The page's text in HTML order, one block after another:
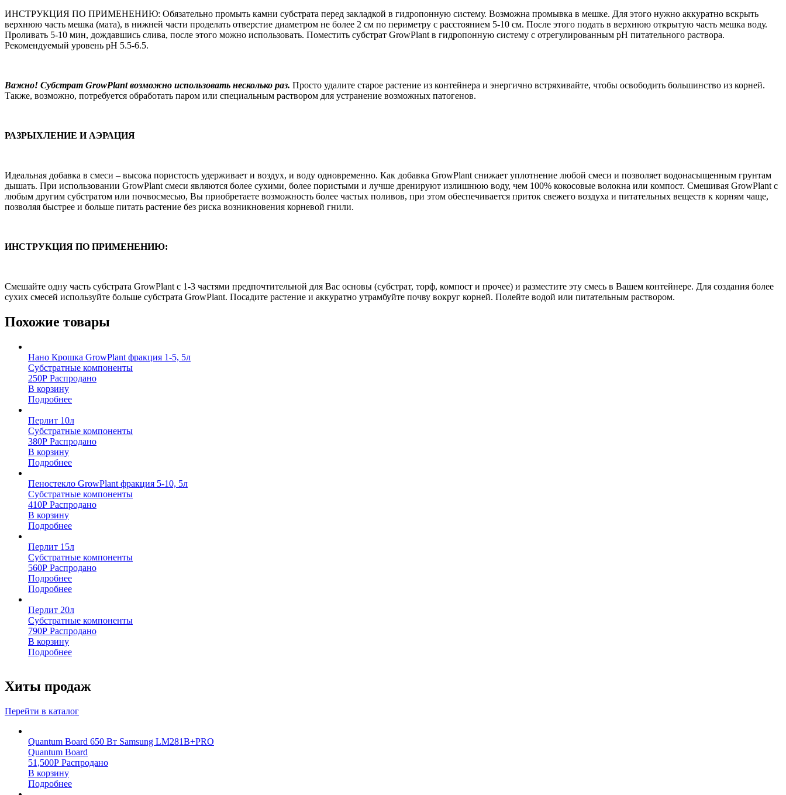
ИНСТРУКЦИЯ ПО ПРИМЕНЕНИЮ: Обязательно промыть камни субстрата перед закладкой в гидропонную систему. Возможна промывка в мешке. Для этого нужно аккуратно вскрыть
верхнюю часть мешка (мата), в нижней части проделать отверстие диаметром не более 2 см по периметру с расстоянием 5-10 см. После этого подать в верхнюю открытую часть мешка воду.
Проливать 5-10 мин, дождавшись слива, после этого можно использовать. Поместить субстрат GrowPlant в гидропонную систему с отрегулированным pH питательного раствора.
Рекомендуемый уровень pH 5.5-6.5.
Важно! Субстрат GrowPlant возможно использовать несколько раз. Просто удалите старое растение из контейнера и энергично встряхивайте, чтобы освободить большинство из корней.
Также, возможно, потребуется обработать паром или специальным раствором для устранение возможных патогенов.
РАЗРЫХЛЕНИЕ И АЭРАЦИЯ
Идеальная добавка в смеси – высока пористость удерживает и воздух, и воду одновременно. Как добавка GrowPlant снижает уплотнение любой смеси и позволяет водонасыщенным грунтам
дышать. При использовании GrowPlant смеси являются более сухими, более пористыми и лучше дренируют излишнюю воду, чем 100% кокосовые волокна или компост. Смешивая GrowPlant с
любым другим субстратом или почвосмесью, Вы приобретаете возможность более частых поливов, при этом обеспечивается приток свежего воздуха и питательных веществ к корням чаще,
позволяя быстрее и больше питать растение без риска возникновения корневой гнили.
ИНСТРУКЦИЯ ПО ПРИМЕНЕНИЮ:
Смешайте одну часть субстрата GrowPlant с 1-3 частями предпочтительной для Вас основы (субстрат, торф, компост и прочее) и разместите эту смесь в Вашем контейнере. Для создания более
сухих смесей используйте больше субстрата GrowPlant. Посадите растение и аккуратно утрамбуйте почву вокруг корней. Полейте водой или питательным раствором.
Похожие товары
Нано Крошка GrowPlant фракция 1-5, 5л
Субстратные компоненты
250Р Распродано
В корзину
Подробнее
Перлит 10л
Субстратные компоненты
380Р Распродано
В корзину
Подробнее
Пеностекло GrowPlant фракция 5-10, 5л
Субстратные компоненты
410Р Распродано
В корзину
Подробнее
Перлит 15л
Субстратные компоненты
560Р Распродано
Подробнее
Подробнее
Перлит 20л
Субстратные компоненты
790Р Распродано
В корзину
Подробнее
Хиты продаж
Перейти в каталог
Quantum Board 650 Вт Samsung LM281B+PRO
Quantum Board
51,500Р Распродано
В корзину
Подробнее